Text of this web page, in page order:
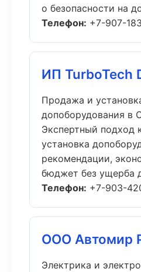
о безопасности на
Телефон: +7-907-
ИП TurboTech
Продажа и
допоборудования в
Экспертный подход
установка
рекомендации,
бюджет без ущерба
Телефон: +7-903-
ООО Автомир
Электрика и